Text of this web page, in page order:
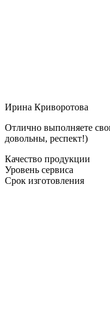
Ирина Криворотова
Отлично выполняете
довольны, респект!)
Качество продукции
Уровень сервиса
Срок изготовления